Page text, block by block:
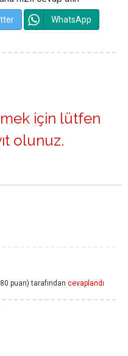
WhatsApp
için lütfen
olunuz.
puan) tarafından cevaplandı